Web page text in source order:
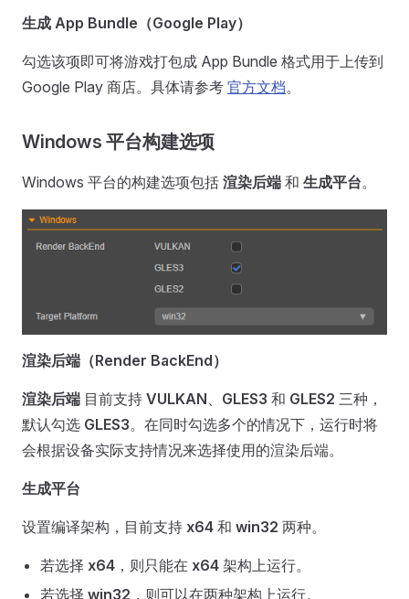
生成 App Bundle（Google Play）
勾选该项即可将游戏打包成 App Bundle 格式用于上传到
Google Play 商店。具体请参考 官方文档。
Windows 平台构建选项
Windows 平台的构建选项包括 渲染后端 和 生成平台。
渲染后端（Render BackEnd）
渲染后端 目前支持 VULKAN、 GLES3 和 GLES2 三种，
默认勾选 GLES3。在同时勾选多个的情况下，运行时将
会根据设备实际支持情况来选择使用的渲染后端。
生成平台
设置编译架构，目前支持 x64 和 win32 两种。
若选择 x64 ，则只能在 x64 架构上运行。
若选择 win32 ，则可以在两种架构上运行。